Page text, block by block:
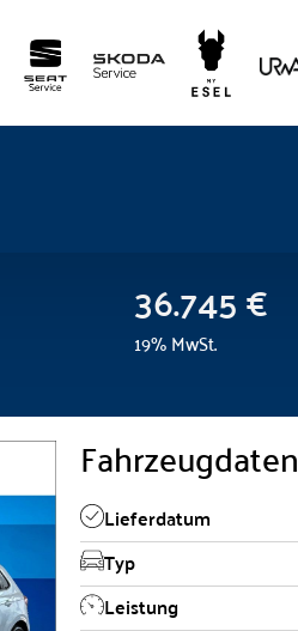
36.745 €
19% MwSt.
Fahrzeugdaten
Lieferdatum
Typ
Leistung